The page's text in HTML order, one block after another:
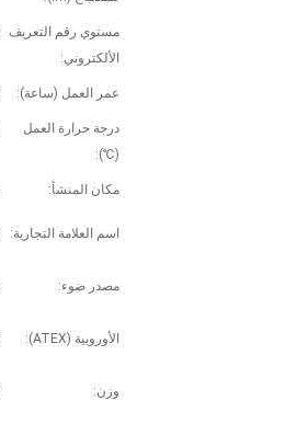
الألكتروني:
عمر العمل (ساعة):
(℃):
مكان المنشأ:
اسم العلامة التجارية:
مصدر ضوء:
الأوروبية (ATEX):
وزن: